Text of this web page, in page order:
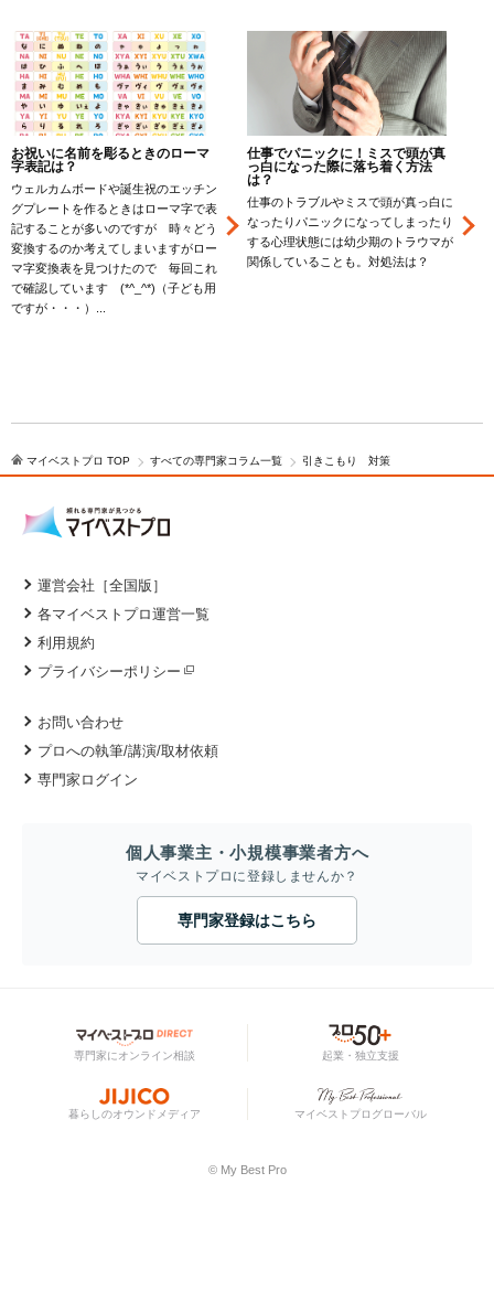
お祝いに名前を彫るときのローマ
字表記は？
ウェルカムボードや誕生祝のエッチン
グプレートを作るときはローマ字で表
記することが多いのですが 時々どう
変換するのか考えてしまいますがロー
マ字変換表を見つけたので 毎回これ
で確認しています (*^_^*)（子ども用
ですが・・・）...
仕事でパニックに！ミスで頭が真
っ白になった際に落ち着く方法
は？
仕事のトラブルやミスで頭が真っ白に
なったりパニックになってしまったり
する心理状態には幼少期のトラウマが
関係していることも。対処法は？
マイベストプロ TOP すべての専門家コラム一覧 引きこもり 対策
運営会社［全国版］
各マイベストプロ運営一覧
利用規約
プライバシーポリシー
お問い合わせ
プロへの執筆/講演/取材依頼
専門家ログイン
個人事業主・小規模事業者方へ
マイベストプロに登録しませんか？
専門家登録はこちら
専門家にオンライン相談 起業・独立支援
暮らしのオウンドメディア マイベストプログローバル
© My Best Pro